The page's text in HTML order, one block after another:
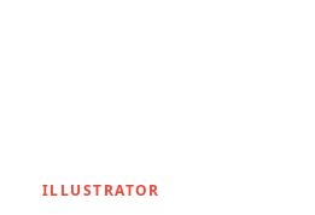
ILLUSTRATOR